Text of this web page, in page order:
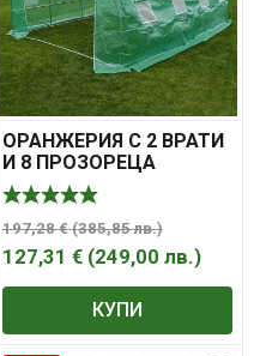
ОРАНЖЕРИЯ С 2 ВРАТИ
И 8 ПРОЗОРЕЦА
4.0*3.0*2.0m.
197,28€ (385,85лв.)
127,31 € (249,00 лв.)
КУПИ